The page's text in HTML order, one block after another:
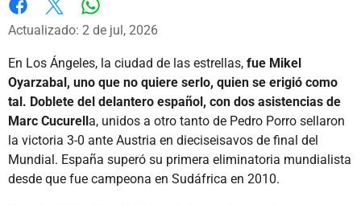
Facebook
X Whatsapp
Actualizado: 2 de jul, 2026
En Los Ángeles, la ciudad de las estrellas, fue Mikel
Oyarzabal, uno que no quiere serlo, quien se erigió como
tal. Doblete del delantero español, con dos asistencias de
Marc Cucurell a, unidos a otro tanto de Pedro Porro sellaron
la victoria 3-0 ante Austria en dieciseisavos de final del
Mundial. España superó su primera eliminatoria mundialista
desde que fue campeona en Sudáfrica en 2010.